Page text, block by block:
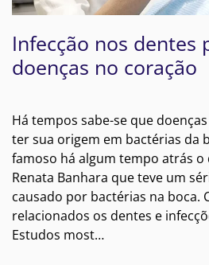
Infecção nos dentes
doenças no coração
Há tempos sabe-se que
ter sua origem em bactérias da
famoso há algum tempo atrás o
Renata Banhara que teve um
causado por bactérias na boca.
relacionados os dentes e
Estudos most…